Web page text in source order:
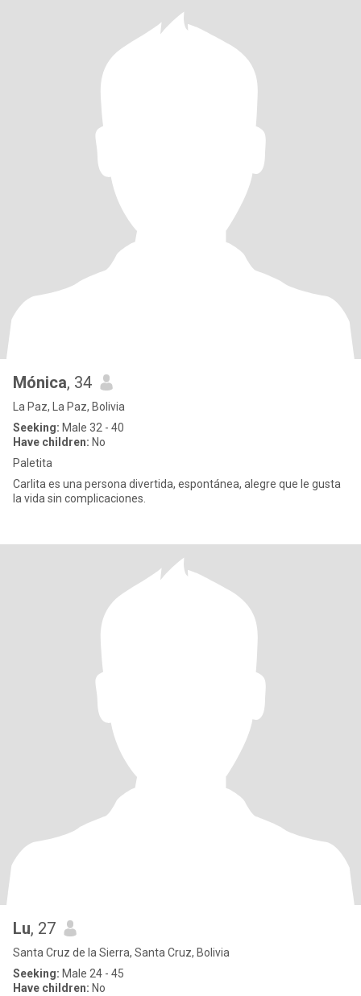
Mónica, 34
La Paz, La Paz, Bolivia
Seeking: Male 32 - 40
Have children: No
Paletita
Carlita es una persona divertida, espontánea, alegre que le gusta
la vida sin complicaciones.
Lu, 27
Santa Cruz de la Sierra, Santa Cruz, Bolivia
Seeking: Male 24 - 45
Have children: No